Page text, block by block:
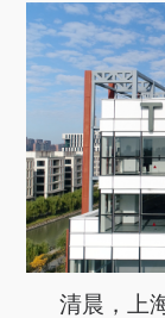
下载中心
清晨，上